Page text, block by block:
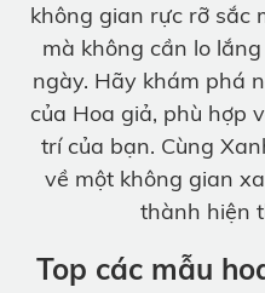
không gian rực rỡ sắc
mà không cần lo
ngày. Hãy khám phá
của Hoa giả, phù hợp
trí của bạn. Cùng
về một không gian
thành hiện
Top các mẫu